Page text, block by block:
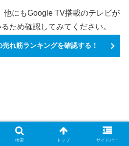
他にもGoogle TV搭載のテレビが
ため確認してみてください。
れ筋ランキングを確認する！
yasuaki
検索 トップ サイドバー